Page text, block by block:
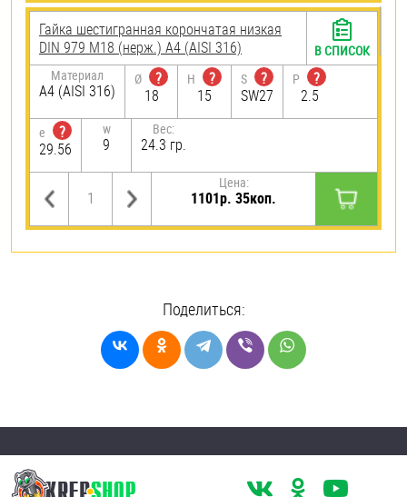
Гайка шестигранная корончатая низкая
DIN 979 М18 (нерж.) A4 (AISI 316)
Материал
A4 (AISI 316)
Ø
?
18
H
?
15
S
?
SW27
P
?
2.5
e
?
29.56
w
9
Вес:
24.3 гр.
Цена:
1101р. 35коп.
В СПИСОК
Поделиться: